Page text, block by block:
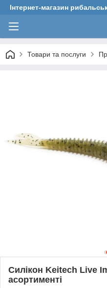
Інтернет-магазин
Товари та послуги
Силікон Keitech Live
асортименті